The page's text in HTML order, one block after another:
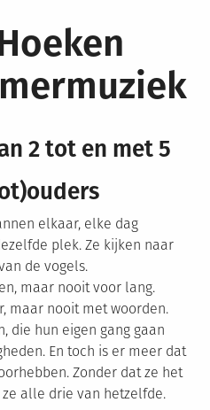
2 tot en met 5
elkaar, elke dag
plek. Ze kijken naar
de vogels.
maar nooit voor lang.
maar nooit met woorden.
die hun eigen gang gaan
En toch is er meer dat
Zonder dat ze het
alle drie van hetzelfde.